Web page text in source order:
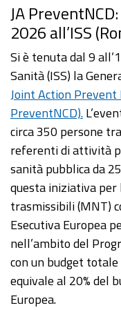
JA
2026 all’ISS
Si è tenuta dal 9
Sanità (ISS) la
Joint Action Prevent
PreventNCD).
circa 350 persone
referenti di attività
sanità pubblica da
questa iniziativa
trasmissibili (MNT)
Esecutiva Europea
nell’ambito del
con un budget
equivale al 20% del
Europea.